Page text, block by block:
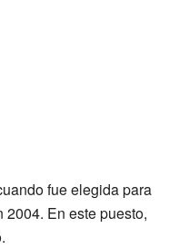
fue elegida para
En este puesto,